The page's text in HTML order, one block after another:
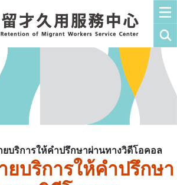
บริการให้คำปรึกษาผ่านทางวิดีโอคอล
บริการให้คำปรึกษา